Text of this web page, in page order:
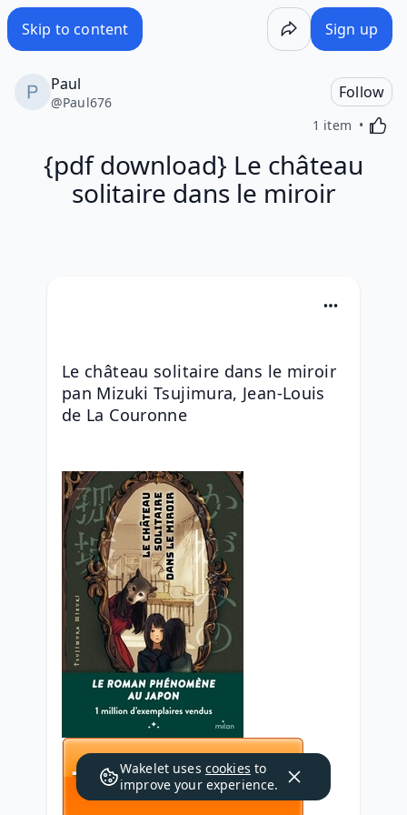
Skip to content Sign up
Paul
@Paul676
Follow
1 item
{pdf download} Le château
solitaire dans le miroir
Le château solitaire dans le miroir
pan Mizuki Tsujimura, Jean-Louis
de La Couronne
Wakelet uses cookies to
improve your experience.